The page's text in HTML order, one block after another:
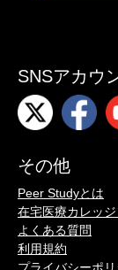
SNSアカウ
その他
Peer Studyとは
在宅医療カレッ
よくある質問
利用規約